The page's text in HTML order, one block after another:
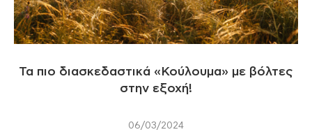
Τα πιο διασκεδαστικά «Κούλουμα» με βόλτες
στην εξοχή!
06/03/2024